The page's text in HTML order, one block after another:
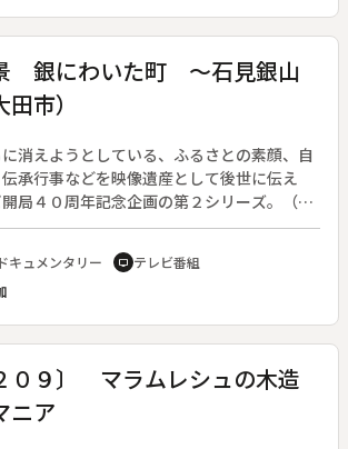
銀にわいた町 ～石見銀山
市）
消えようとしている、ふるさとの素顔、自
承行事などを映像遺産として後世に伝え
局４０周年記念企画の第２シリーズ。（第
９年４月４日～２０００年３月１２日、。
００年４月２日～２００１年３月１１日、
かつて世界産出量の三分の一ともいわれる
石見銀山。いまも残る「間歩」と呼ばれる
ど、史跡から当時の賑わいに思いを馳せ
ドキュメンタリー tv テレビ番組
０９〕 マラムレシュの木造
ア